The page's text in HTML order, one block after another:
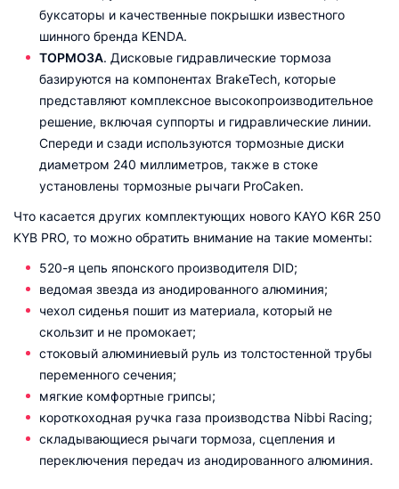
буксаторы и качественные покрышки известного
шинного бренда KENDA.
ТОРМОЗА. Дисковые гидравлические тормоза
базируются на компонентах BrakeTech, которые
представляют комплексное высокопроизводительное
решение, включая суппорты и гидравлические линии.
Спереди и сзади используются тормозные диски
диаметром 240 миллиметров, также в стоке
установлены тормозные рычаги ProCaken.
Что касается других комплектующих нового KAYO K6R 250
KYB PRO, то можно обратить внимание на такие моменты:
520-я цепь японского производителя DID;
ведомая звезда из анодированного алюминия;
чехол сиденья пошит из материала, который не
скользит и не промокает;
стоковый алюминиевый руль из толстостенной трубы
переменного сечения;
мягкие комфортные грипсы;
короткоходная ручка газа производства Nibbi Racing;
складывающиеся рычаги тормоза, сцепления и
переключения передач из анодированного алюминия.